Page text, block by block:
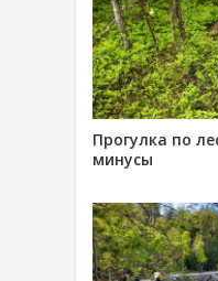
Прогулка по
минусы